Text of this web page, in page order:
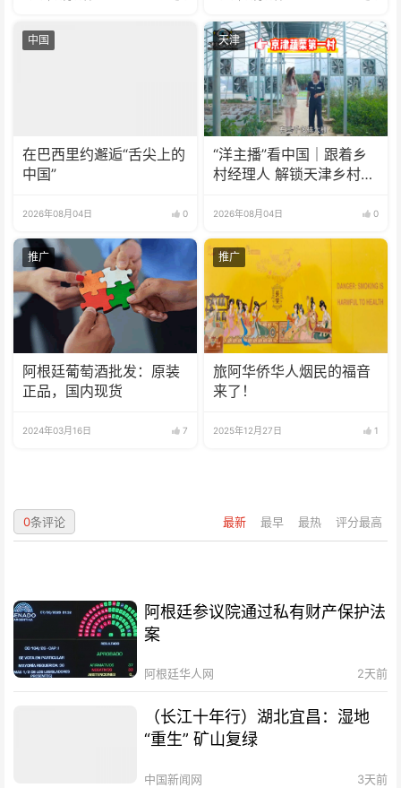
中国
在巴西里约邂逅“舌尖上的
中国”
2026年08月04日 0
天津
“洋主播”看中国｜跟着乡
村经理人 解锁天津乡村振
2026年08月04日 0
推广
阿根廷葡萄酒批发：原装
正品，国内现货
2024年03月16日 7
推广
旅阿华侨华人烟民的福音
来了！
2025年12月27日 1
最新 最早 最热 评分最高
0条评论
阿根廷参议院通过私有财产保护法
案
阿根廷华人网 2天前
（长江十年行）湖北宜昌：湿地
“重生” 矿山复绿
中国新闻网 3天前